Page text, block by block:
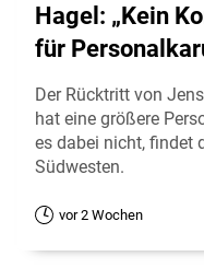
Hagel: „Kein
für
Der Rücktritt von
hat eine größere
es dabei nicht, findet
Südwesten.
vor 2 Wochen